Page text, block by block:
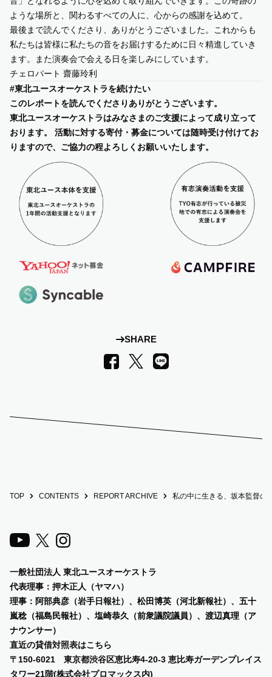
ような場所と、関わるすべての人に、心からの感謝を込めて。
最後まで読んでくださり、ありがとうございました。これからも
私たちは皆様に私たちの音をお届けするために日々精進していき
ます。また演奏会で会える日を楽しみにしています。
チェロパート 齋藤玲利
#東北ユースオーケストラを続けたい
このレポートを読んでくださりありがとうございます。
東北ユースオーケストラはみなさまのご支援によって成り立って
おります。 活動に対する寄付・募金については随時受け付けてお
りますので、ご協力の程よろしくお願いいたします。
SHARE
Facebook
X LINE
TOP CONTENTS REPORT ARCHIVE 私の中に生きる、坂本監督の
一般社団法人 東北ユースオーケストラ
代表理事：押木正人（ヤマハ）
理事：阿部典彦（岩手日報社）、 松田博英（河北新報社）、五十
嵐稔（福島民報社）、塩崎恭久（前衆議院議員）、渡辺真理（ア
ナウンサー）
直近の貸借対照表はこちら
〒150-6021 東京都渋谷区恵比寿4-20-3 恵比寿ガーデンプレイス
タワー21階(株式会社プロマックス内)